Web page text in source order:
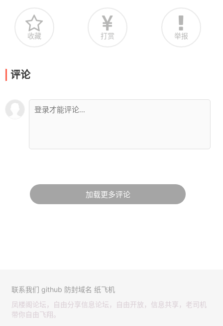
收藏 打赏 举报
评论
加载更多评论
联系我们 github 防封域名 纸飞机
凤楼阁论坛，自由分享信息论坛，自由开放，信息共享，老司机
带你自由飞翔。